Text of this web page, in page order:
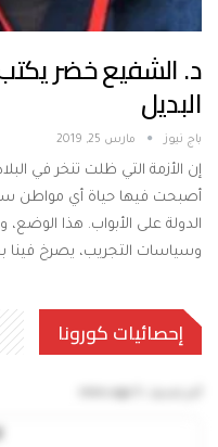
د. الشفيع خضر
البديل
باج نيوز مارس 25, 2019
إن الأزمة التي ظلت تنخر في
أصبحت فيها حياة أي مواطن
الدولة على الأبواب. هذا
وسياسات التجريب، يصرخ فينا
إحصائيات كورونا